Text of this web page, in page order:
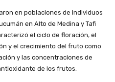
en poblaciones de individuos
en Alto de Medina y Tafi
el ciclo de floración, el
y el crecimiento del fruto como
y las concentraciones de
de los frutos.